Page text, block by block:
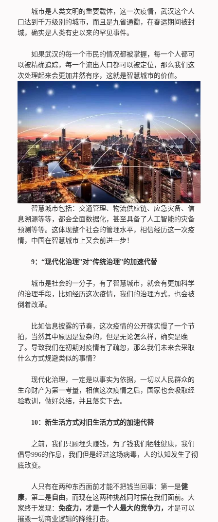
城市是人类文明的重要载体，这一次疫情，武汉这个人
口达到千万级别的城市，而且是九省通衢，在春运期间被封
城，确实是人类有史以来的罕见事件。
如果武汉的每一个市民的情况都被掌握，每一个人都可
以被精确追踪，每一个流出人口都可以被定位，那么我们这
次处理起来会更加井然有序，这就是智慧城市的价值。
智慧城市包括：交通管理、物流供应链、应急灾备、信
息溯源等等，都会全面数据化，甚至具备了人工智能的灾备
预测等等。这体现整个社会的管理水平，相信经历这一次疫
情，中国在智慧城市上又会前进一步！
9：“现代化治理”对“传统治理”的加速代替
城市是社会的一分子，有了智慧城市，就会有更加科学
的治理手段，比如经历这次疫情，我们的治理方式，也会被
倒着改革。
比如信息披露的节奏，这次疫情的公开确实慢了一个节
拍，当然其中原因是复杂的，但是无论怎么样，确实是晚
了。导致我们在初期对疫情有了疏忽，那么我们未来会采取
什么方式规避类似的事情？
现代化治理，一定是以事实为依据，一切以人民群众的
生命财产为第一考量，相信这次疫情之后，国家也会吸取经
验教训，做好总结，并且落实下去。
10：新生活方式对旧生活方式的加速代替
之前，我们只顾埋头赚钱，为了钱我们牺牲健康，我们
倡导996的作息，我们但是经过这场病毒，人的认知发生了彻
底改变。
人只有在两种东西面前才能不把钱当回事：第一是健
康，第二是自由 ，而现在这两种挑战同时摆在我们面前。大
家终于发现： 免疫力，才是一个人最大的竞争力， 才是可以
摧毁一切商业逻辑的降维打击。